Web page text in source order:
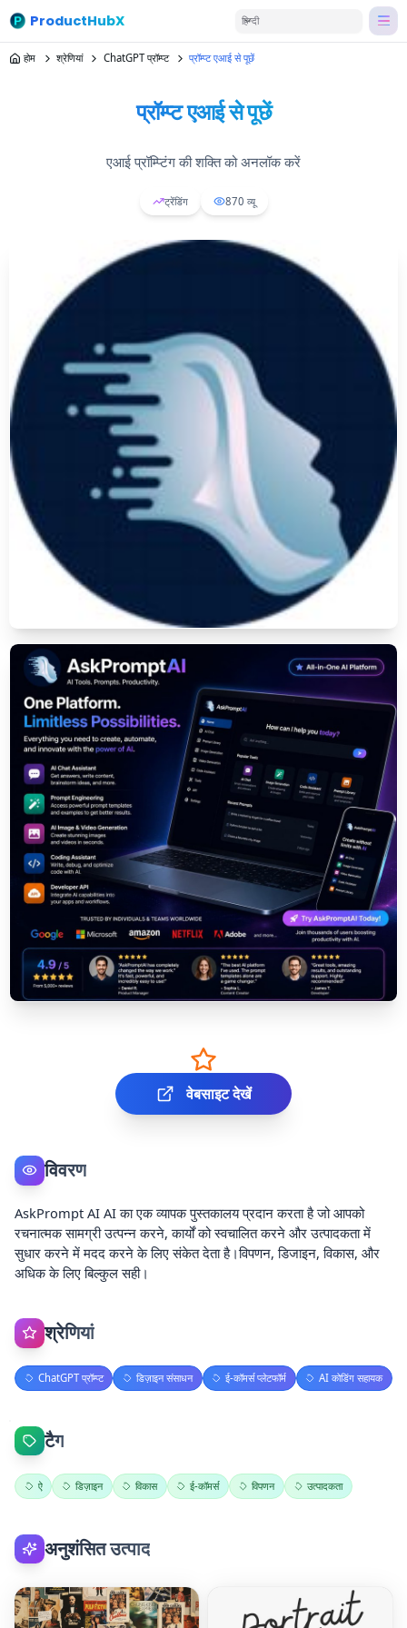
ProductHubX हिन्दी
होम श्रेणियां ChatGPT प्रॉम्प्ट प्रॉम्प्ट एआई से पूछें
प्रॉम्प्ट एआई से पूछें
एआई प्रॉम्प्टिंग की शक्ति को अनलॉक करें
ट्रेंडिंग 870 व्यू
वेबसाइट देखें
विवरण
AskPrompt AI AI का एक व्यापक पुस्तकालय प्रदान करता है जो आपको
रचनात्मक सामग्री उत्पन्न करने, कार्यों को स्वचालित करने और उत्पादकता में
सुधार करने में मदद करने के लिए संकेत देता है।विपणन, डिजाइन, विकास, और
अधिक के लिए बिल्कुल सही।
श्रेणियां
ChatGPT प्रॉम्प्ट डिज़ाइन संसाधन ई-कॉमर्स प्लेटफॉर्म AI कोडिंग सहायक
टैग
ऐ डिज़ाइन विकास ई-कॉमर्स विपणन उत्पादकता
अनुशंसित उत्पाद